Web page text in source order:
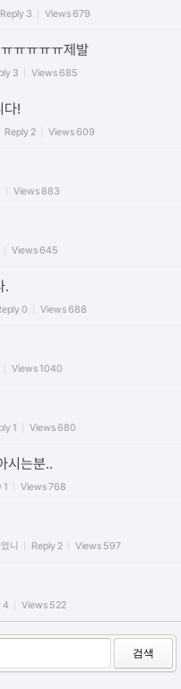
Reply 3 Views679
ㅠㅠㅠㅠ제발
3 Views685
다!
Reply 2 Views609
Views883
Views645
.
0 Views688
Views1040
1 Views680
시는분..
1 Views768
니 Reply 2 Views 597
4 Views 522
검색